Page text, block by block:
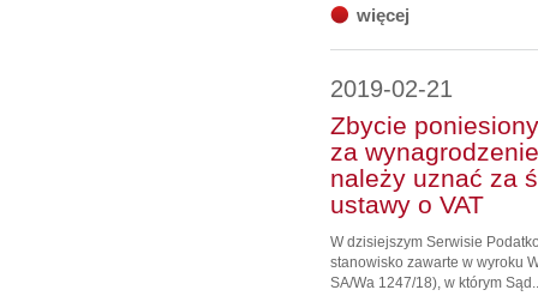
więcej
2019-02-21
Zbycie
za
należy uznać za
ustawy o VAT
W dzisiejszym Serwisie
stanowisko zawarte w wyroku
SA/Wa 1247/18), w którym